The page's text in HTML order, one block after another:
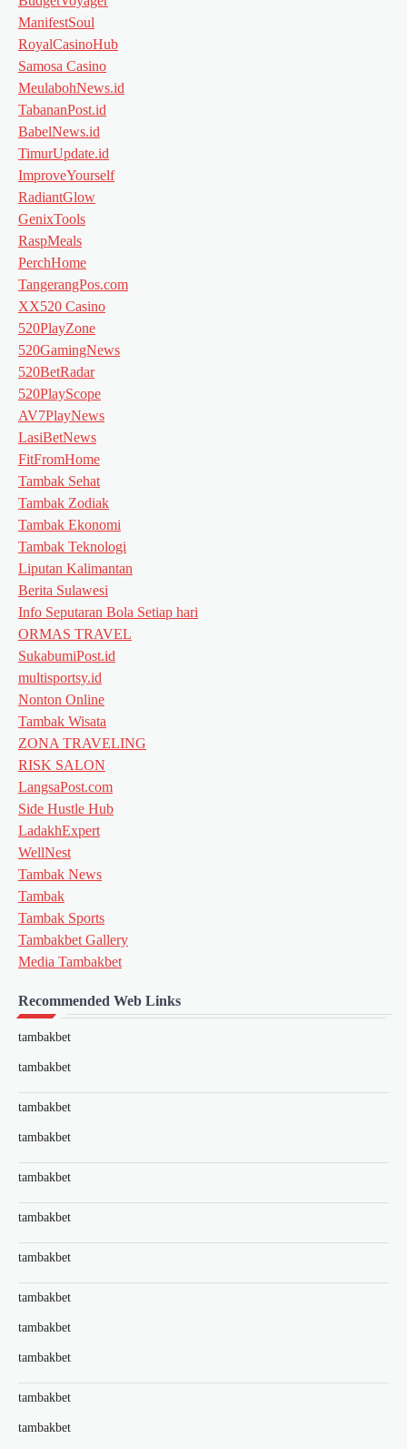
ManifestSoul
RoyalCasinoHub
Samosa Casino
MeulabohNews.id
TabananPost.id
BabelNews.id
TimurUpdate.id
ImproveYourself
RadiantGlow
GenixTools
RaspMeals
PerchHome
TangerangPos.com
XX520 Casino
520PlayZone
520GamingNews
520BetRadar
520PlayScope
AV7PlayNews
LasiBetNews
FitFromHome
Tambak Sehat
Tambak Zodiak
Tambak Ekonomi
Tambak Teknologi
Liputan Kalimantan
Berita Sulawesi
Info Seputaran Bola Setiap hari
ORMAS TRAVEL
SukabumiPost.id
multisportsy.id
Nonton Online
Tambak Wisata
ZONA TRAVELING
RISK SALON
LangsaPost.com
Side Hustle Hub
LadakhExpert
WellNest
Tambak News
Tambak
Tambak Sports
Tambakbet Gallery
Media Tambakbet
Recommended Web Links
tambakbet
tambakbet
tambakbet
tambakbet
tambakbet
tambakbet
tambakbet
tambakbet
tambakbet
tambakbet
tambakbet
tambakbet